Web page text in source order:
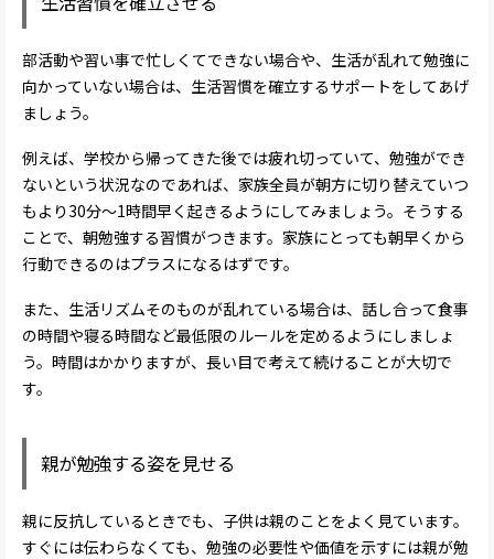
部活動や習い事で忙しくてできない場合や、生活が乱れて勉強に
向かっていない場合は、生活習慣を確立するサポートをしてあげ
ましょう。
例えば、学校から帰ってきた後では疲れ切っていて、勉強ができ
ないという状況なのであれば、家族全員が朝方に切り替えていつ
もより30分～1時間早く起きるようにしてみましょう。そうする
ことで、朝勉強する習慣がつきます。家族にとっても朝早くから
行動できるのはプラスになるはずです。
また、生活リズムそのものが乱れている場合は、話し合って食事
の時間や寝る時間など最低限のルールを定めるようにしましょ
う。時間はかかりますが、長い目で考えて続けることが大切で
す。
親が勉強する姿を見せる
親に反抗しているときでも、子供は親のことをよく見ています。
すぐには伝わらなくても、勉強の必要性や価値を示すには親が勉